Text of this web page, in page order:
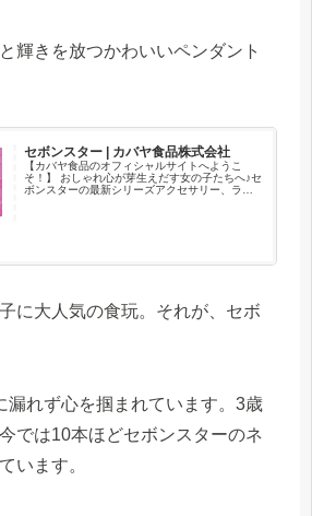
輝きを放つかわいいペンダント
セボンスター | カバヤ食品株式会社
【カバヤ食品のオフィシャルサイトへようこ
そ！】 おしゃれ心が芽生えだす女の子たちへ♪セ
ボンスターの最新シリーズアクセサリー、ライ
に大人気の食玩。それが、セボ
漏れず心を掴まれています。3歳
では10本ほどセボンスターのネ
います。